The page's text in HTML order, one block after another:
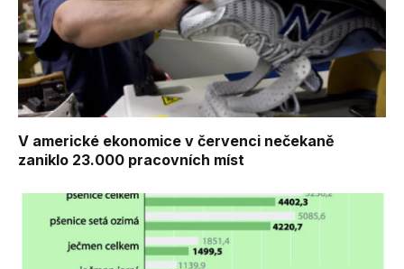
V americké ekonomice v červenci nečekaně
zaniklo 23.000 pracovních míst